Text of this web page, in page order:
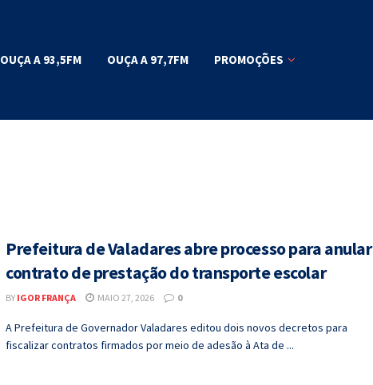
OUÇA A 93,5FM OUÇA A 97,7FM PROMOÇÕES
Prefeitura de Valadares abre processo para anular
contrato de prestação do transporte escolar
BY IGOR FRANÇA MAIO 27, 2026 0
A Prefeitura de Governador Valadares editou dois novos decretos para
fiscalizar contratos firmados por meio de adesão à Ata de ...